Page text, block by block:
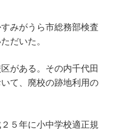
みがうら市総務部検査
だいた。
がある。その内千代田
て、廃校の跡地利用の
５年に小中学校適正規